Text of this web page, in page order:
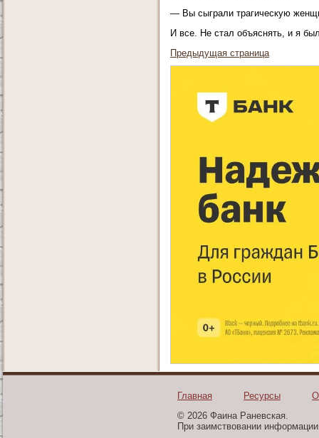
— Вы сыграли трагическую
И все. Не стал объяснять, и я
Предыдущая страница
Главная Ресурсы
© 2026 Фаина Раневская.
При заимствовании